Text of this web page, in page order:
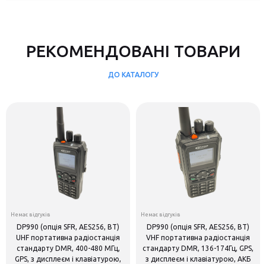
РЕКОМЕНДОВАНІ ТОВАРИ
ДО КАТАЛОГУ
DP990 (опція SFR, AES256, BT)
UHF портативна радіостанція
стандарту DMR, 400-480 МГц,
GPS, з дисплеєм і клавіатурою,
Немає відгуків
DP990 (опція SFR, AES256, BT)
VHF портативна радіостанція
стандарту DMR, 136-174Гц, GPS,
з дисплеєм і клавіатурою, АКБ
Немає відгуків